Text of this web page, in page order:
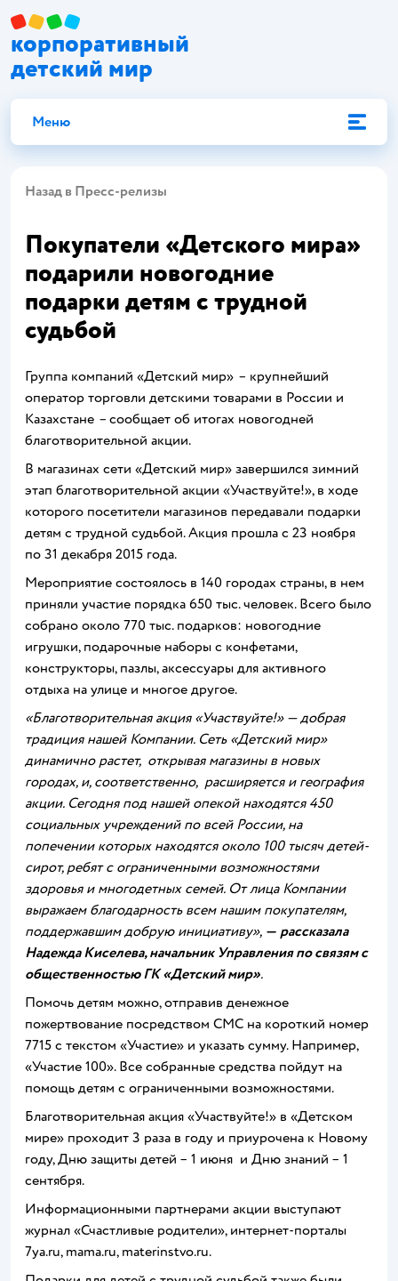
корпоративный
детский мир
Меню
Назад в Пресс-релизы
Покупатели «Детского мира»
подарили новогодние
подарки детям с трудной
судьбой
Группа компаний «Детский мир» – крупнейший
оператор торговли детскими товарами в России и
Казахстане – сообщает об итогах новогодней
благотворительной акции.
В магазинах сети «Детский мир» завершился зимний
этап благотворительной акции «Участвуйте!», в ходе
которого посетители магазинов передавали подарки
детям с трудной судьбой. Акция прошла с 23 ноября
по 31 декабря 2015 года.
Мероприятие состоялось в 140 городах страны, в нем
приняли участие порядка 650 тыс. человек. Всего было
собрано около 770 тыс. подарков: новогодние
игрушки, подарочные наборы с конфетами,
конструкторы, пазлы, аксессуары для активного
отдыха на улице и многое другое.
«Благотворительная акция «Участвуйте!» — добрая
традиция нашей Компании. Сеть «Детский мир»
динамично растет, открывая магазины в новых
городах, и, соответственно, расширяется и география
акции. Сегодня под нашей опекой находятся 450
социальных учреждений по всей России, на
попечении которых находятся около 100 тысяч детей-
сирот, ребят с ограниченными возможностями
здоровья и многодетных семей. От лица Компании
выражаем благодарность всем нашим покупателям,
поддержавшим добрую инициативу», — рассказала
Надежда Киселева, начальник Управления по связям с
общественностью ГК «Детский мир».
Помочь детям можно, отправив денежное
пожертвование посредством СМС на короткий номер
7715 с текстом «Участие» и указать сумму. Например,
«Участие 100». Все собранные средства пойдут на
помощь детям с ограниченными возможностями.
Благотворительная акция «Участвуйте!» в «Детском
мире» проходит 3 раза в году и приурочена к Новому
году, Дню защиты детей – 1 июня и Дню знаний – 1
сентября.
Информационными партнерами акции выступают
журнал «Счастливые родители», интернет-порталы
7ya.ru, mama.ru, materinstvo.ru.